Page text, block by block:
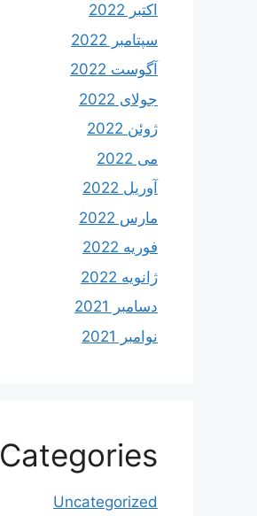
اکتبر 2022
سپتامبر 2022
آگوست 2022
جولای 2022
ژوئن 2022
می 2022
آوریل 2022
مارس 2022
فوریه 2022
ژانویه 2022
دسامبر 2021
نوامبر 2021
Categories
Uncategorized